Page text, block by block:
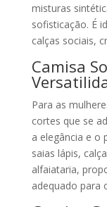
misturas
sofisticação. É
calças sociais,
Camisa
Para as
cortes que se
a elegância e o
saias lápis,
alfaiataria,
adequado para